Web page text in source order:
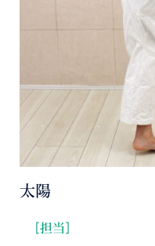
太陽
［担当］